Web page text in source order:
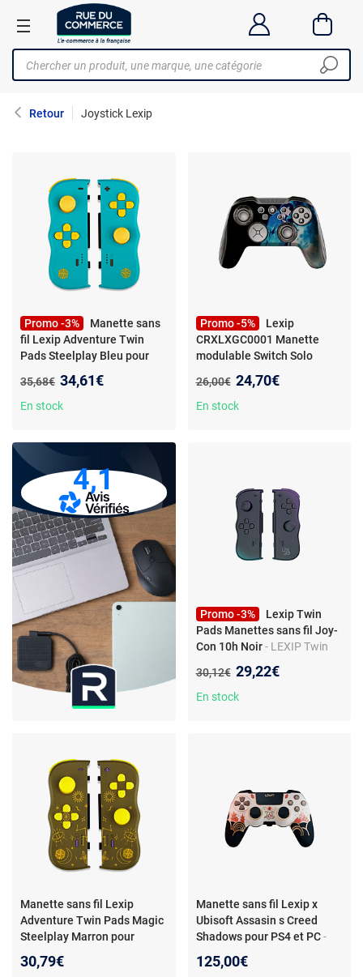
Retour Joystick Lexip
Promo -3%
Manette sans
fil Lexip Adventure Twin
Pads Steelplay Bleu pour
Nintendo Switch™ modèle
OLED
Ancien prix :
35,68€ Nouveau prix :
34,61€
En stock
Promo -5%
Lexip
CRXLXGC0001 Manette
modulable Switch Solo
Ancien prix :
26,00€ Nouveau prix :
24,70€
En stock
4,1
Promo -3%
Lexip Twin
Pads Manettes sans fil Joy-
Con 10h Noir - LEXIP Twin
sans fil noir compatibles
Nintendo Switch et Nintendo
Ancien prix :
30,12€ Nouveau prix :
29,22€
En stock
Manette sans fil Lexip
Adventure Twin Pads Magic
Steelplay Marron pour
Nintendo Switch™ modèle
30,79€
Manette sans fil Lexip x
Ubisoft Assasin s Creed
Shadows pour PS4 et PC -
Ubisoft Assasin's Creed
125,00€